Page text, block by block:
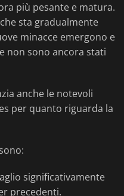
più pesante e matura.
sta gradualmente
minacce emergono e
non sono ancora stati
anche le notevoli
per quanto riguarda la
significativamente
precedenti.